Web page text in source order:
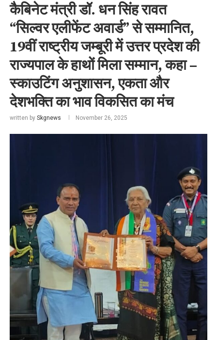
कैबिनेट मंत्री डॉ. धन सिंह रावत
“सिल्वर एलीफेंट अवार्ड” से सम्मानित,
19वीं राष्ट्रीय जम्बूरी में उत्तर प्रदेश की
राज्यपाल के हाथों मिला सम्मान, कहा –
स्काउटिंग अनुशासन, एकता और
देशभक्ति का भाव विकसित का मंच
written by Skgnews November 26, 2025